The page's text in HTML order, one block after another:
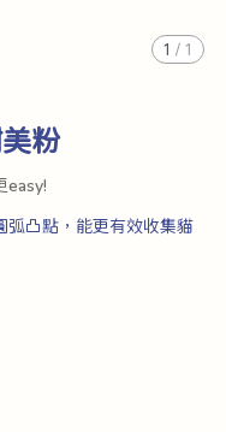
1 / 1
粉
easy!
弧凸點，能更有效收集貓